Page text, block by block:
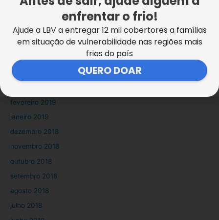
julho 2019
junho 2019
abril 2019
fevereiro 2019
janeiro 2019
dezembro 2018
novembro 2018
outubro 2018
setembro 2018
agosto 2018
julho 2018
enfrentar o frio!
Ajude a LBV a entregar 12 mil cobertores a famílias
em situação de vulnerabilidade nas regiões mais
frias do país
QUERO DOAR